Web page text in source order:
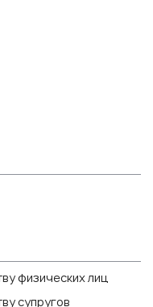
физических лиц
супругов